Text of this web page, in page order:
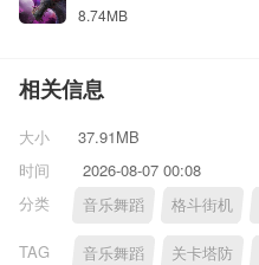
8.74MB
相关信息
大小
37.91MB
时间
2026-08-07 00:08
分类
音乐舞蹈 格斗街机
TAG 音乐舞蹈 关卡塔防